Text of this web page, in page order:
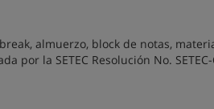
almuerzo, block de notas,
por la SETEC Resolución No.